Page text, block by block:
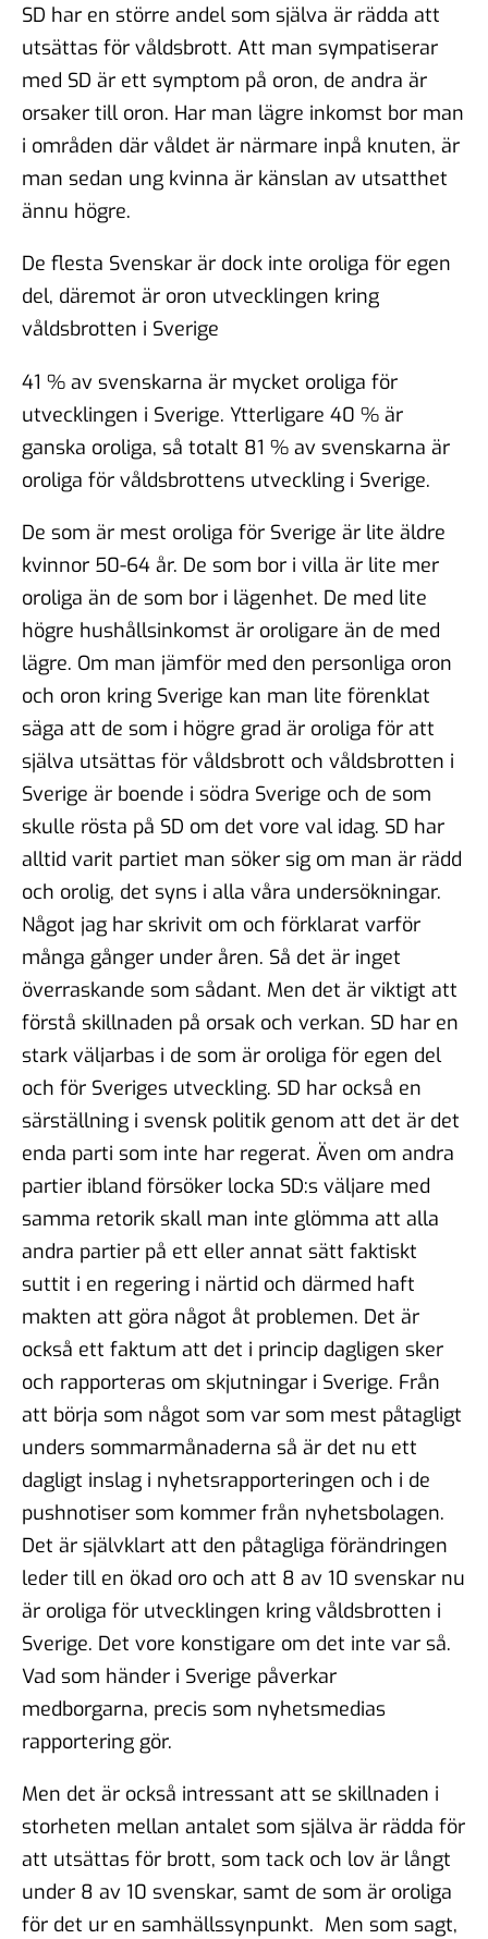
SD har en större andel som själva är rädda att
utsättas för våldsbrott. Att man sympatiserar
med SD är ett symptom på oron, de andra är
orsaker till oron. Har man lägre inkomst bor man
i områden där våldet är närmare inpå knuten, är
man sedan ung kvinna är känslan av utsatthet
ännu högre.
De flesta Svenskar är dock inte oroliga för egen
del, däremot är oron utvecklingen kring
våldsbrotten i Sverige
41 % av svenskarna är mycket oroliga för
utvecklingen i Sverige. Ytterligare 40 % är
ganska oroliga, så totalt 81 % av svenskarna är
oroliga för våldsbrottens utveckling i Sverige.
De som är mest oroliga för Sverige är lite äldre
kvinnor 50-64 år. De som bor i villa är lite mer
oroliga än de som bor i lägenhet. De med lite
högre hushållsinkomst är oroligare än de med
lägre. Om man jämför med den personliga oron
och oron kring Sverige kan man lite förenklat
säga att de som i högre grad är oroliga för att
själva utsättas för våldsbrott och våldsbrotten i
Sverige är boende i södra Sverige och de som
skulle rösta på SD om det vore val idag. SD har
alltid varit partiet man söker sig om man är rädd
och orolig, det syns i alla våra undersökningar.
Något jag har skrivit om och förklarat varför
många gånger under åren. Så det är inget
överraskande som sådant. Men det är viktigt att
förstå skillnaden på orsak och verkan. SD har en
stark väljarbas i de som är oroliga för egen del
och för Sveriges utveckling. SD har också en
särställning i svensk politik genom att det är det
enda parti som inte har regerat. Även om andra
partier ibland försöker locka SD:s väljare med
samma retorik skall man inte glömma att alla
andra partier på ett eller annat sätt faktiskt
suttit i en regering i närtid och därmed haft
makten att göra något åt problemen. Det är
också ett faktum att det i princip dagligen sker
och rapporteras om skjutningar i Sverige. Från
att börja som något som var som mest påtagligt
unders sommarmånaderna så är det nu ett
dagligt inslag i nyhetsrapporteringen och i de
pushnotiser som kommer från nyhetsbolagen.
Det är självklart att den påtagliga förändringen
leder till en ökad oro och att 8 av 10 svenskar nu
är oroliga för utvecklingen kring våldsbrotten i
Sverige. Det vore konstigare om det inte var så.
Vad som händer i Sverige påverkar
medborgarna, precis som nyhetsmedias
rapportering gör.
Men det är också intressant att se skillnaden i
storheten mellan antalet som själva är rädda för
att utsättas för brott, som tack och lov är långt
under 8 av 10 svenskar, samt de som är oroliga
för det ur en samhällssynpunkt. Men som sagt,